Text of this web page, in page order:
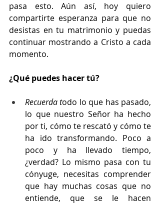
pasa esto. Aún así, hoy quiero
compartirte esperanza para que no
desistas en tu matrimonio y puedas
continuar mostrando a Cristo a cada
momento.
¿Qué puedes hacer tú?
Recuerda todo lo que has pasado,
lo que nuestro Señor ha hecho
por ti, cómo te rescató y cómo te
ha ido transformando. Poco a
poco y ha llevado tiempo,
¿verdad? Lo mismo pasa con tu
cónyuge, necesitas comprender
que hay muchas cosas que no
entiende, que se le hacen